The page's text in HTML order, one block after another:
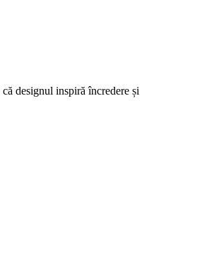
designul inspiră încredere și